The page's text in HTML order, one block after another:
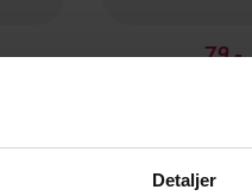
Detaljer
79,-
LYDBOK